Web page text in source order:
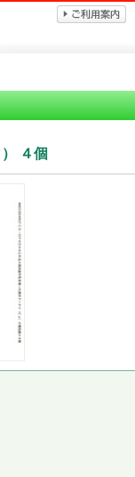
４個